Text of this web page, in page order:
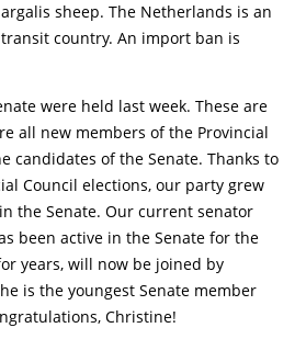
sheep. The Netherlands is an
country. An import ban is
were held last week. These are
all new members of the Provincial
candidates of the Senate. Thanks to
Council elections, our party grew
the Senate. Our current senator
been active in the Senate for the
years, will now be joined by
is the youngest Senate member
Christine!